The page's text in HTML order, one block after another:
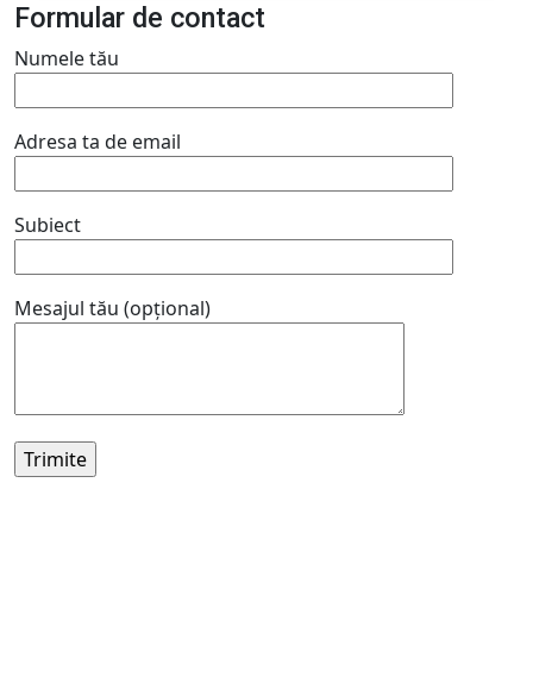
Formular de contact
Numele tău
Adresa ta de email
Subiect
Mesajul tău (opțional)